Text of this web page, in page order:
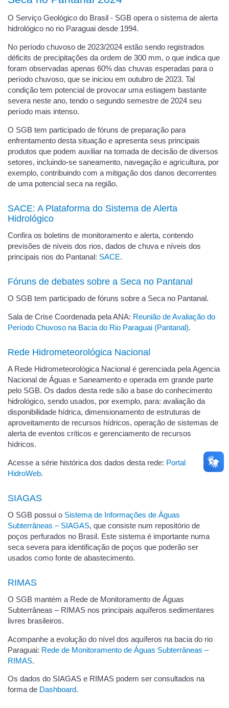
O Serviço Geológico do Brasil - SGB opera o sistema de alerta
hidrológico no rio Paraguai desde 1994.
No período chuvoso de 2023/2024 estão sendo registrados
déficits de precipitações da ordem de 300 mm, o que indica que
foram observadas apenas 60% das chuvas esperadas para o
período chuvoso, que se iniciou em outubro de 2023. Tal
condição tem potencial de provocar uma estiagem bastante
severa neste ano, tendo o segundo semestre de 2024 seu
período mais intenso.
O SGB tem participado de fóruns de preparação para
enfrentamento desta situação e apresenta seus principais
produtos que podem auxiliar na tomada de decisão de diversos
setores, incluindo-se saneamento, navegação e agricultura, por
exemplo, contribuindo com a mitigação dos danos decorrentes
de uma potencial seca na região.
SACE: A Plataforma do Sistema de Alerta
Hidrológico
Confira os boletins de monitoramento e alerta, contendo
previsões de níveis dos rios, dados de chuva e níveis dos
principais rios do Pantanal: SACE.
Fóruns de debates sobre a Seca no Pantanal
O SGB tem participado de fóruns sobre a Seca no Pantanal.
Sala de Crise Coordenada pela ANA: Reunião de Avaliação do
Período Chuvoso na Bacia do Rio Paraguai (Pantanal).
Rede Hidrometeorológica Nacional
A Rede Hidrometeorológica Nacional é gerenciada pela Agencia
Nacional de Águas e Saneamento e operada em grande parte
pelo SGB. Os dados desta rede são a base do conhecimento
hidrológico, sendo usados, por exemplo, para: avaliação da
disponibilidade hídrica, dimensionamento de estruturas de
aproveitamento de recursos hídricos, operação de sistemas de
alerta de eventos críticos e gerenciamento de recursos
hídricos.
Acesse a série histórica dos dados desta rede: Portal
HidroWeb.
SIAGAS
O SGB possui o Sistema de Informações de Águas
Subterrâneas – SIAGAS, que consiste num repositório de
poços perfurados no Brasil. Este sistema é importante numa
seca severa para identificação de poços que poderão ser
usados como fonte de abastecimento.
RIMAS
O SGB mantém a Rede de Monitoramento de Águas
Subterrâneas – RIMAS nos principais aquíferos sedimentares
livres brasileiros.
Acompanhe a evolução do nível dos aquíferos na bacia do rio
Paraguai: Rede de Monitoramento de Águas Subterrâneas –
RIMAS.
Os dados do SIAGAS e RIMAS podem ser consultados na
forma de Dashboard.